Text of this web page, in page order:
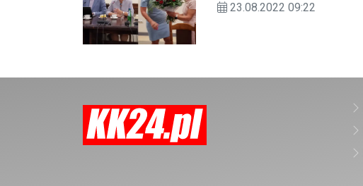
23.08.2022 09:22